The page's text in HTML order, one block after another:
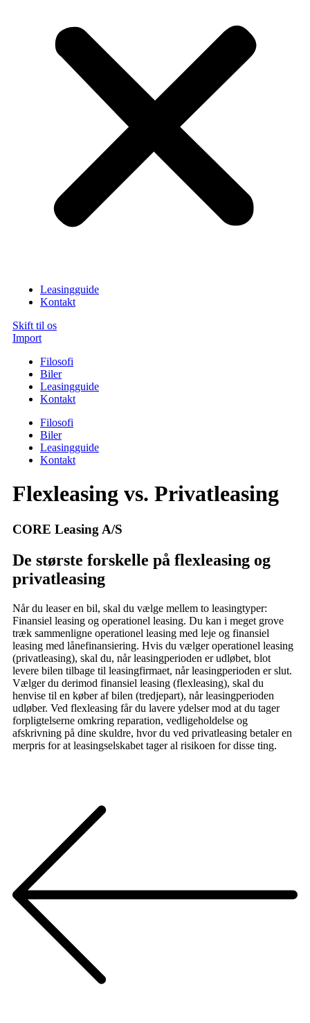
Leasingguide
Kontakt
Skift til os
Import
Filosofi
Biler
Leasingguide
Kontakt
Filosofi
Biler
Leasingguide
Kontakt
Flexleasing vs. Privatleasing
CORE Leasing A/S
De største forskelle på flexleasing og
privatleasing
Når du leaser en bil, skal du vælge mellem to leasingtyper:
Finansiel leasing og operationel leasing. Du kan i meget grove
træk sammenligne operationel leasing med leje og finansiel
leasing med lånefinansiering. Hvis du vælger operationel leasing
(privatleasing), skal du, når leasingperioden er udløbet, blot
levere bilen tilbage til leasingfirmaet, når leasingperioden er slut.
Vælger du derimod finansiel leasing (flexleasing), skal du
henvise til en køber af bilen (tredjepart), når leasingperioden
udløber. Ved flexleasing får du lavere ydelser mod at du tager
forpligtelserne omkring reparation, vedligeholdelse og
afskrivning på dine skuldre, hvor du ved privatleasing betaler en
merpris for at leasingselskabet tager al risikoen for disse ting.